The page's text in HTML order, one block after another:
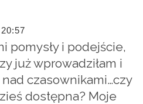
20:57
pomysły i podejście,
już wprowadziłam i
czasownikami…czy
dostępna? Moje